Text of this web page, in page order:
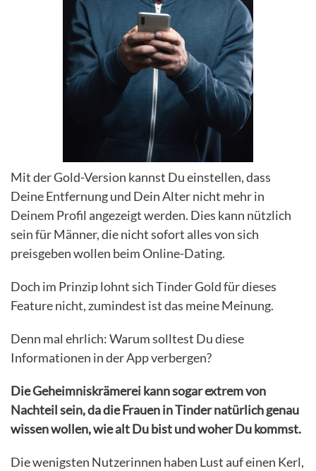
Mit der Gold-Version kannst Du einstellen, dass
Deine Entfernung und Dein Alter nicht mehr in
Deinem Profil angezeigt werden. Dies kann nützlich
sein für Männer, die nicht sofort alles von sich
preisgeben wollen beim Online-Dating.
Doch im Prinzip lohnt sich Tinder Gold für dieses
Feature nicht, zumindest ist das meine Meinung.
Denn mal ehrlich: Warum solltest Du diese
Informationen in der App verbergen?
Die Geheimniskrämerei kann sogar extrem von
Nachteil sein, da die Frauen in Tinder natürlich genau
wissen wollen, wie alt Du bist und woher Du kommst.
Die wenigsten Nutzerinnen haben Lust auf einen Kerl,